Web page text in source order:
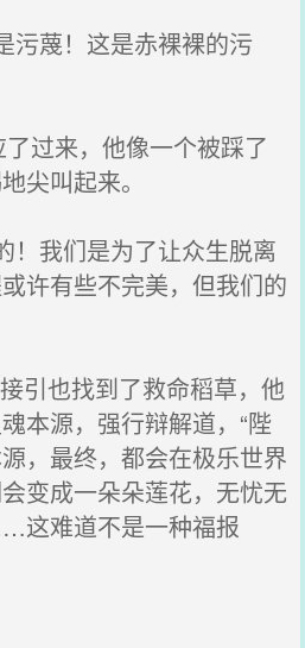
污蔑！这是赤裸裸的污
过来，他像一个被踩了
尖叫起来。
！我们是为了让众生脱离
许有些不完美，但我们的
引也找到了救命稻草，他
本源，强行辩解道，“陛
，最终，都会在极乐世界
变成一朵朵莲花，无忧无
这难道不是一种福报